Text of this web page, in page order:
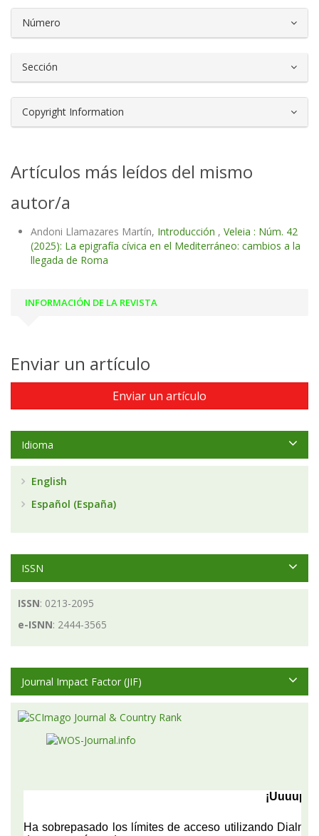
Número
Sección
Copyright Information
Artículos más leídos del mismo
autor/a
Andoni Llamazares Martín, Introducción , Veleia : Núm. 42
(2025): La epigrafía cívica en el Mediterráneo: cambios a la
llegada de Roma
INFORMACIÓN DE LA REVISTA
Enviar un artículo
Enviar un artículo
Idioma
English
Español (España)
ISSN
ISSN: 0213-2095
e-ISNN: 2444-3565
Journal Impact Factor (JIF)